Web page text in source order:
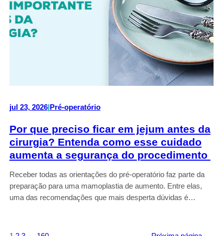
jul 23, 2026| Pré-operatório
Por que preciso ficar em jejum antes da
cirurgia? Entenda como esse cuidado
aumenta a segurança do procedimento
Receber todas as orientações do pré-operatório faz parte da
preparação para uma mamoplastia de aumento. Entre elas,
uma das recomendações que mais desperta dúvidas é…